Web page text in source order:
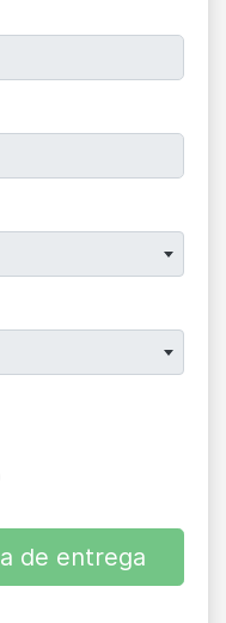
de entrega